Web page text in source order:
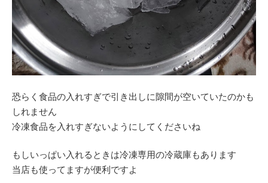
恐らく食品の入れすぎで引き出しに隙間が空いていたのかも
しれません
冷凍食品を入れすぎないようにしてくださいね
もしいっぱい入れるときは冷凍専用の冷蔵庫もあります
当店も使ってますが便利ですよ